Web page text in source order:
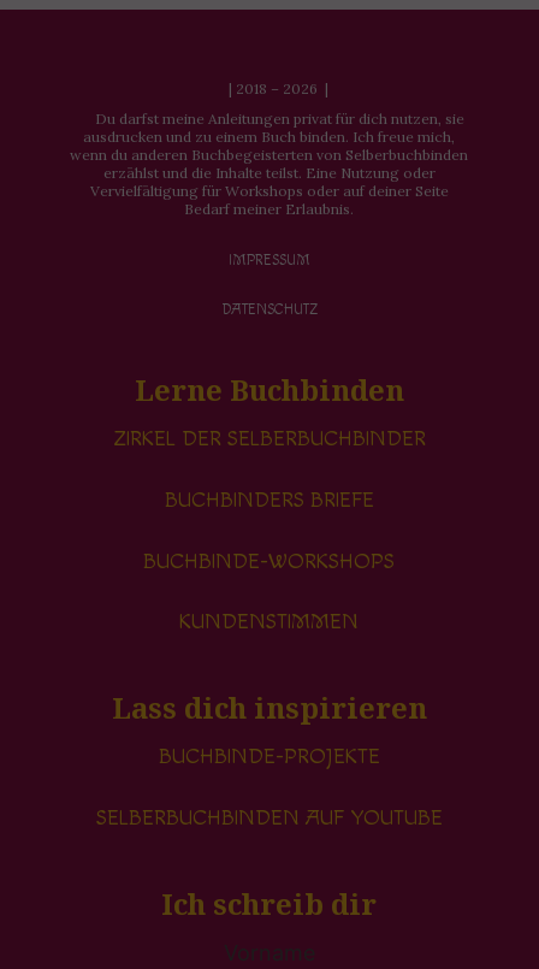
| 2018 – 2026 |
Du darfst meine Anleitungen privat für dich nutzen, sie
ausdrucken und zu einem Buch binden. Ich freue mich,
wenn du anderen Buchbegeisterten von Selberbuchbinden
erzählst und die Inhalte teilst. Eine Nutzung oder
Vervielfältigung für Workshops oder auf deiner Seite
Bedarf meiner Erlaubnis.
IMPRESSUM
DATENSCHUTZ
Lerne Buchbinden
ZIRKEL DER SELBERBUCHBINDER
BUCHBINDERS BRIEFE
BUCHBINDE-WORKSHOPS
KUNDENSTIMMEN
Lass dich inspirieren
BUCHBINDE-PROJEKTE
SELBERBUCHBINDEN AUF YOUTUBE
Ich schreib dir
Vorname